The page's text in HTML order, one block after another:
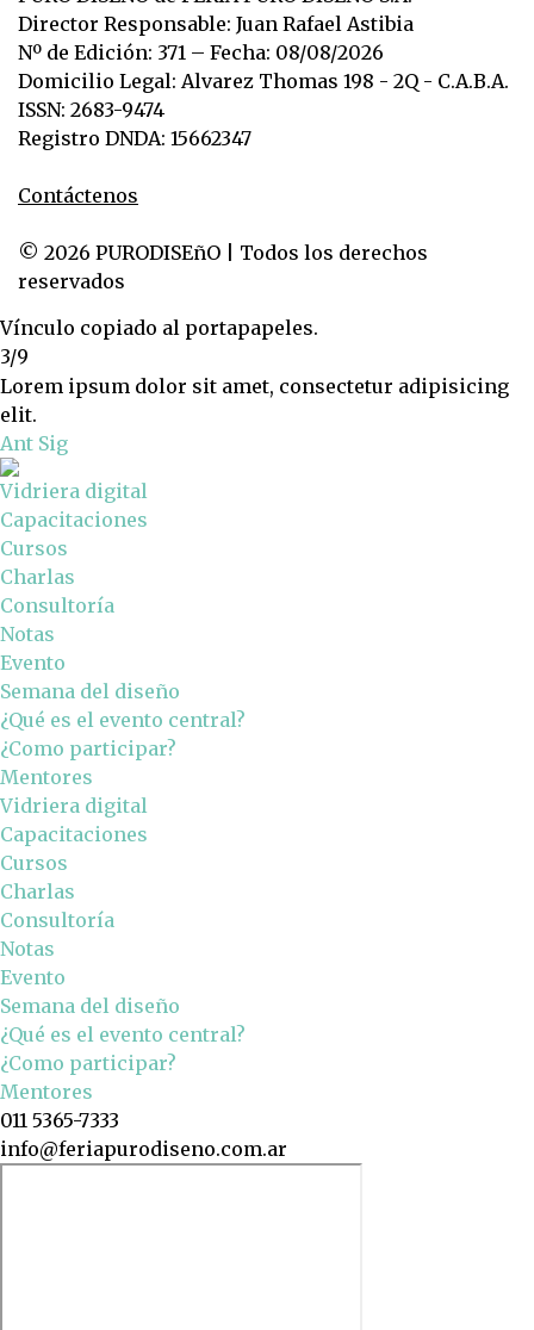
Director Responsable: Juan Rafael Astibia
Nº de Edición: 371 – Fecha: 08/08/2026
Domicilio Legal: Alvarez Thomas 198 - 2Q - C.A.B.A.
ISSN: 2683-9474
Registro DNDA: 15662347
Contáctenos
© 2026 PURODISEñO | Todos los derechos
reservados
Vínculo copiado al portapapeles.
3/9
Lorem ipsum dolor sit amet, consectetur adipisicing
elit.
Ant Sig
Vidriera digital
Capacitaciones
Cursos
Charlas
Consultoría
Notas
Evento
Semana del diseño
¿Qué es el evento central?
¿Como participar?
Mentores
Vidriera digital
Capacitaciones
Cursos
Charlas
Consultoría
Notas
Evento
Semana del diseño
¿Qué es el evento central?
¿Como participar?
Mentores
011 5365-7333
info@feriapurodiseno.com.ar